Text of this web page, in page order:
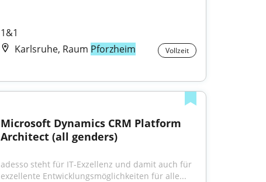
1&1
Karlsruhe, Raum Pforzheim Vollzeit
Microsoft Dynamics CRM Platform
Architect (all genders)
adesso steht für IT-Exzellenz und damit auch für
exzellente Entwicklungsmöglichkeiten für alle...